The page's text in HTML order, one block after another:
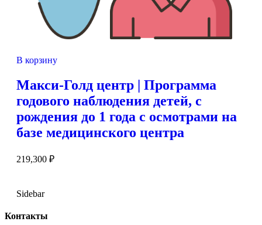
В корзину
Макси-Голд центр | Программа
годового наблюдения детей, с
рождения до 1 года с осмотрами на
базе медицинского центра
219,300 ₽
Sidebar
Контакты